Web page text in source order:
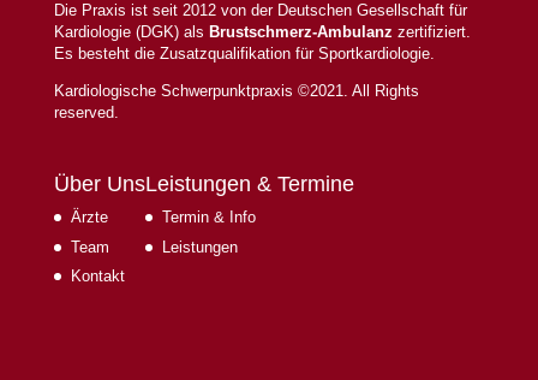
Die Praxis ist seit 2012 von der Deutschen Gesellschaft für
Kardiologie (DGK) als Brustschmerz-Ambulanz zertifiziert.
Es besteht die Zusatzqualifikation für Sportkardiologie.
Kardiologische Schwerpunktpraxis ©2021. All Rights
reserved.
Über Uns
Ärzte
Team
Kontakt
Leistungen & Termine
Termin & Info
Leistungen